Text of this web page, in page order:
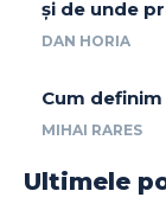
și de unde
DAN HORIA
Cum
MIHAI RARES
Ultimele